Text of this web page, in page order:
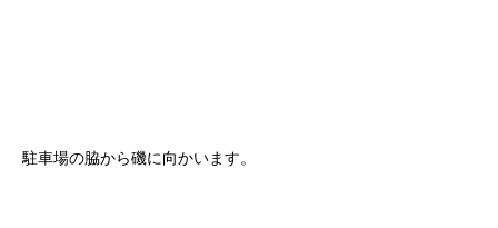
駐車場の脇から磯に向かいます。